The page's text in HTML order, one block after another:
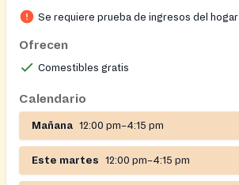
Se requiere prueba de ingresos del hogar
Ofrecen
Comestibles gratis
Calendario
Mañana 12:00 pm–4:15 pm
Este martes 12:00 pm–4:15 pm